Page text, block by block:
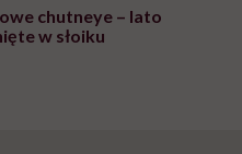
chutneye – lato
w słoiku